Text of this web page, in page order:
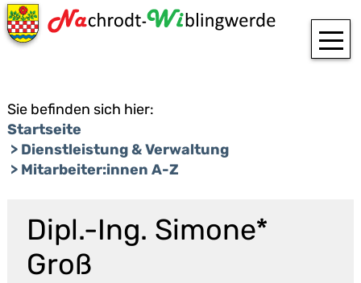
Sie befinden sich hier:
Startseite
Dienstleistung & Verwaltung
Mitarbeiter:innen A-Z
Dipl.-Ing. Simone*
Groß